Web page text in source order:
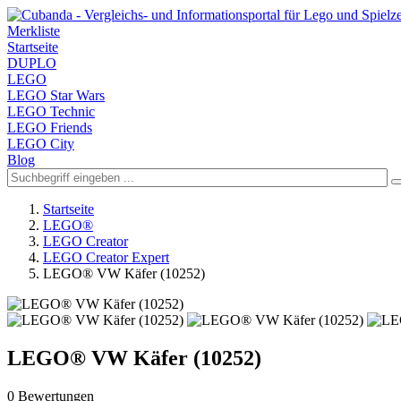
Merkliste
Startseite
DUPLO
LEGO
LEGO Star Wars
LEGO Technic
LEGO Friends
LEGO City
Blog
Startseite
LEGO®
LEGO Creator
LEGO Creator Expert
LEGO® VW Käfer (10252)
LEGO® VW Käfer (10252)
0 Bewertungen